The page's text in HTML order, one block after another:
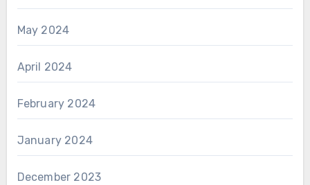
May 2024
April 2024
February 2024
January 2024
December 2023